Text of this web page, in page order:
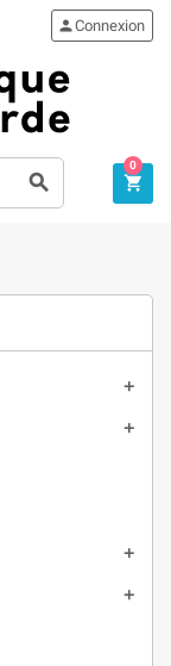

Connexion

0



